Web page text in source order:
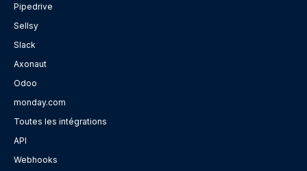
Pipedrive
Sellsy
Slack
Axonaut
Odoo
monday.com
Toutes les intégrations
API
Webhooks